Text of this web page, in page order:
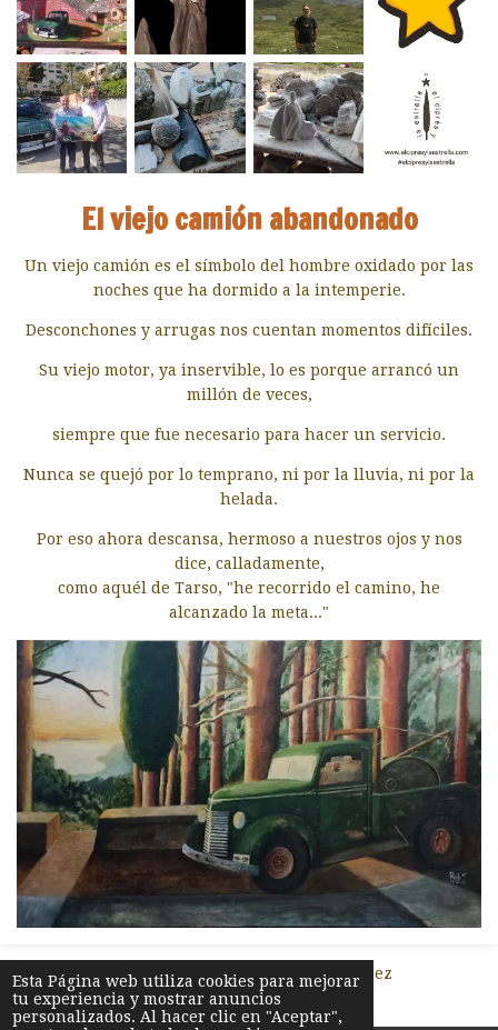
Esta Página web utiliza cookies para mejorar
tu experiencia y mostrar anuncios
personalizados. Al hacer clic en "Aceptar",
El viejo camión abandonado
Un viejo camión es el símbolo del hombre oxidado por las
noches que ha dormido a la intemperie.
Desconchones y arrugas nos cuentan momentos difíciles.
Su viejo motor, ya inservible, lo es porque arrancó un
millón de veces,
siempre que fue necesario para hacer un servicio.
Nunca se quejó por lo temprano, ni por la lluvia, ni por la
helada.
Por eso ahora descansa, hermoso a nuestros ojos y nos
dice, calladamente,
como aquél de Tarso, "he recorrido el camino, he
alcanzado la meta..."
© 2026 elcipresylaestrella. Roberto García López
Con la tecnología deWebador